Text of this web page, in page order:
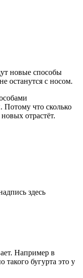
новые способы
останутся с носом.
что сколько
отрастёт.
здесь
Например в
такого бугурта это у